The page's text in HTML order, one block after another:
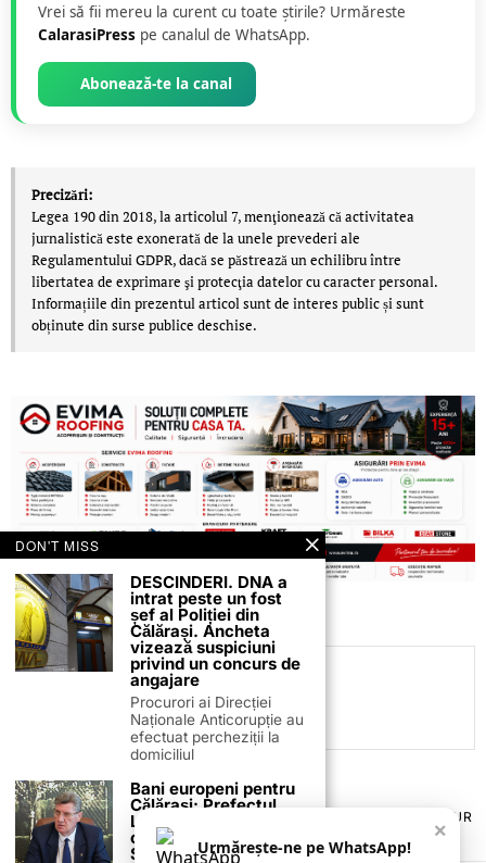
Vrei să fii mereu la curent cu toate știrile? Urmăreste
CalarasiPress pe canalul de WhatsApp.
Abonează-te la canal
Precizări:
Legea 190 din 2018, la articolul 7, menţionează că activitatea
jurnalistică este exonerată de la unele prevederi ale
Regulamentului GDPR, dacă se păstrează un echilibru între
libertatea de exprimare şi protecţia datelor cu caracter personal.
Informațiile din prezentul articol sunt de interes public și sunt
obținute din surse publice deschise.
Daniel Mitrea
TERMENI ȘI CONDIȚII
POLITICA DE ANULARE & RETUR
PUBLICITATE ONLINE & TIPĂRITĂ
CONTACT
ZIARUL ANUNȚUL CĂLĂRĂȘEAN
×
Urmărește-ne pe WhatsApp!
DON'T MISS
DESCINDERI. DNA a
intrat peste un fost
șef al Poliției din
Călărași. Ancheta
vizează suspiciuni
privind un concurs de
angajare
Procurori ai Direcției
Naționale Anticorupție au
efectuat percheziții la
domiciliul
Bani europeni pentru
Călărași: Prefectul
Laurențiu State anunță
colaborarea cu ADR
Sud-Muntenia pentru